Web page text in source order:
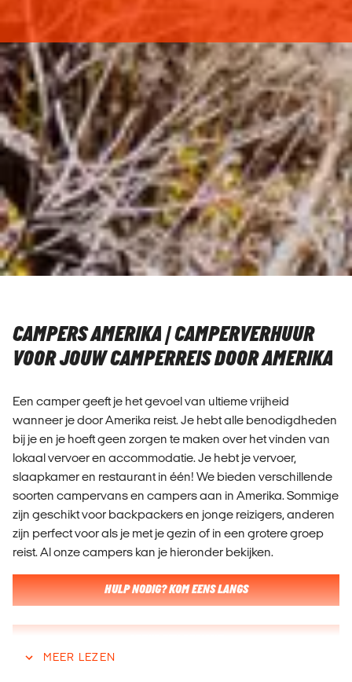
CAMPERS AMERIKA | CAMPERVERHUUR
VOOR JOUW CAMPERREIS DOOR AMERIKA
Een camper geeft je het gevoel van ultieme vrijheid
wanneer je door Amerika reist. Je hebt alle benodigdheden
bij je en je hoeft geen zorgen te maken over het vinden van
lokaal vervoer en accommodatie. Je hebt je vervoer,
slaapkamer en restaurant in één! We bieden verschillende
soorten campervans en campers aan in Amerika. Sommige
zijn geschikt voor backpackers en jonge reizigers, anderen
zijn perfect voor als je met je gezin of in een grotere groep
reist. Al onze campers kan je hieronder bekijken.
HULP NODIG? KOM EENS LANGS
MEER LEZEN